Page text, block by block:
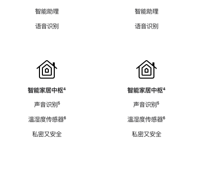
智能助理
语音识别
智能家居中枢脚
⁴
声音识别脚
⁵
温湿度传感器脚
⁶
私密又安全
智能助理
语音识别
智能家居中枢脚
⁴
声音识别脚
⁵
温湿度传感器脚
⁶
私密又安全